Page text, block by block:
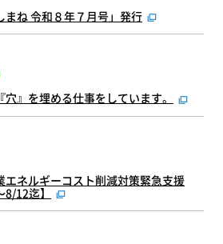
まね 令和８年７月号」発行
穴』を埋める仕事をしています。
エネルギーコスト削減対策緊急支援
12迄】